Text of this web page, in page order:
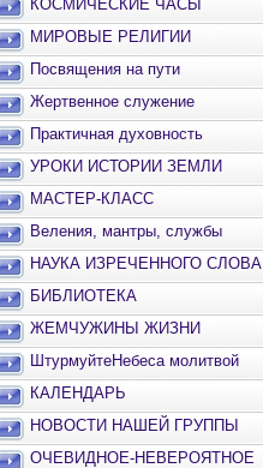
КОСМИЧЕСКИЕ ЧАСЫ
МИРОВЫЕ РЕЛИГИИ
Посвящения на пути
Жертвенное служение
Практичная духовность
УРОКИ ИСТОРИИ ЗЕМЛИ
МАСТЕР-КЛАСС
Веления, мантры, службы
НАУКА ИЗРЕЧЕННОГО СЛОВА
БИБЛИОТЕКА
ЖЕМЧУЖИНЫ ЖИЗНИ
ШтурмуйтеНебеса молитвой
КАЛЕНДАРЬ
НОВОСТИ НАШЕЙ ГРУППЫ
ОЧЕВИДНОЕ-НЕВЕРОЯТНОЕ